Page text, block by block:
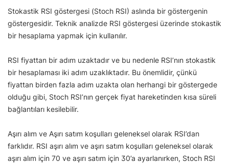
Stokastik RSI göstergesi (Stoch RSI) aslında bir göstergenin
göstergesidir. Teknik analizde RSI göstergesi üzerinde stokastik
bir hesaplama yapmak için kullanılır.
RSI fiyattan bir adım uzaktadır ve bu nedenle RSI’nın stokastik
bir hesaplaması iki adım uzaklıktadır. Bu önemlidir, çünkü
fiyattan birden fazla adım uzakta olan herhangi bir göstergede
olduğu gibi, Stoch RSI’nın gerçek fiyat hareketinden kısa süreli
bağlantıları kesilebilir.
Aşırı alım ve Aşırı satım koşulları geleneksel olarak RSI’dan
farklıdır. RSI aşırı alım ve aşırı satım koşulları geleneksel olarak
aşırı alım için 70 ve aşırı satım için 30’a ayarlanırken, Stoch RSI